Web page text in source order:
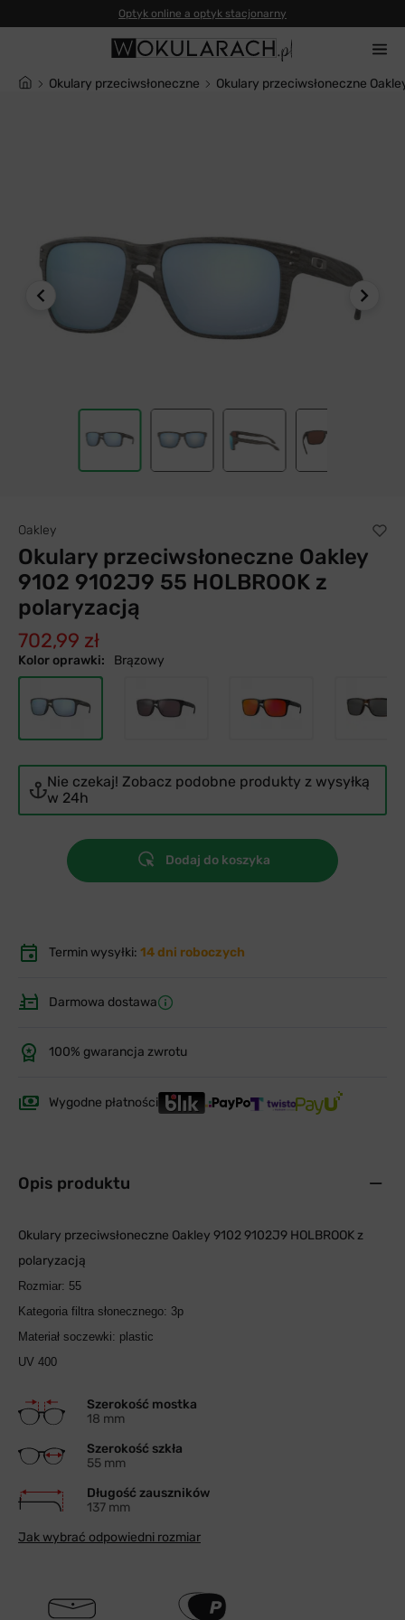
Okulary przeciwsłoneczne Okulary przeciwsłoneczne
Oakley
Okulary przeciwsłoneczne Oakley
9102 9102J9 55 HOLBROOK z
polaryzacją
702,99 zł
Kolor oprawki: Brązowy
Nie czekaj! Zobacz podobne produkty z wysyłką
w 24h
Dodaj do koszyka
Termin wysyłki: 14 dni roboczych
Darmowa dostawa
100% gwarancja zwrotu
Wygodne płatności
Opis produktu
Okulary przeciwsłoneczne Oakley 9102 9102J9 HOLBROOK z
polaryzacją
Rozmiar: 55
Kategoria filtra słonecznego: 3p
Materiał soczewki: plastic
UV 400
Szerokość mostka
18 mm
Szerokość szkła
55 mm
Długość zauszników
137 mm
Jak wybrać odpowiedni rozmiar